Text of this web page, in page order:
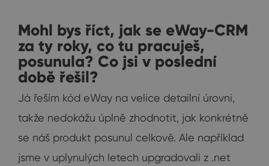
Mohl bys říct, jak se eWay-CRM
za ty roky, co tu pracuješ,
posunula? Co jsi v poslední
době řešil?
Já řeším kód eWay na velice detailní úrovni,
takže nedokážu úplně zhodnotit, jak konkrétně
se náš produkt posunul celkově. Ale například
jsme v uplynulých letech upgradovali z .net